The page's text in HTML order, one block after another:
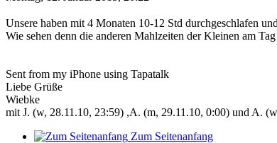
Unsere haben mit 4 Monaten 10-12 Std durchgeschlafen
Wie sehen denn die anderen Mahlzeiten der Kleinen am
Sent from my iPhone using Tapatalk
Liebe Grüße
Wiebke
mit J. (w, 28.11.10, 23:59) ,A. (m, 29.11.10, 0:00) und A.
Zum Seitenanfang